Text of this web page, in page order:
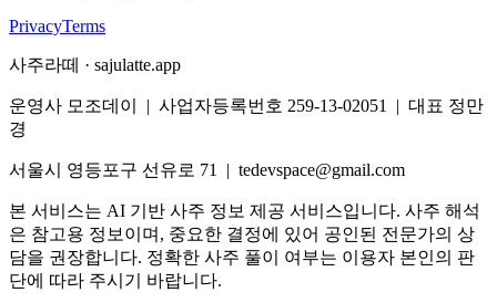
PrivacyTerms
사주라떼 · sajulatte.app
운영사 모조데이 | 사업자등록번호 259-13-02051 | 대표 정만
경
서울시 영등포구 선유로 71 | tedevspace@gmail.com
본 서비스는 AI 기반 사주 정보 제공 서비스입니다. 사주 해석
은 참고용 정보이며, 중요한 결정에 있어 공인된 전문가의 상
담을 권장합니다. 정확한 사주 풀이 여부는 이용자 본인의 판
단에 따라 주시기 바랍니다.